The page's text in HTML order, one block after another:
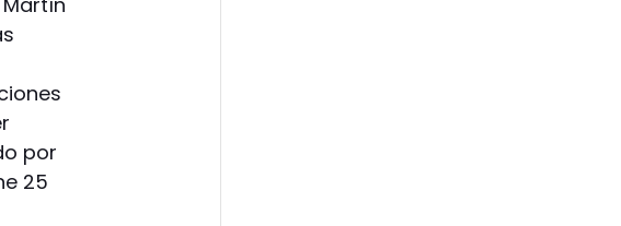
por
25